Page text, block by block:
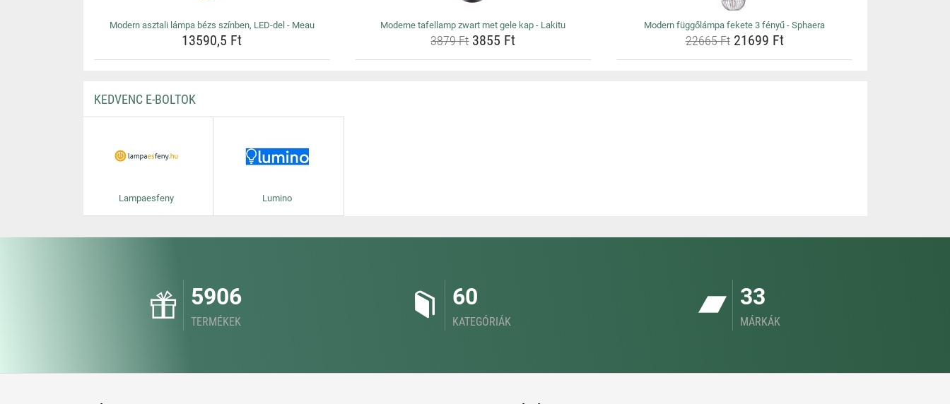
Modern asztali lámpa bézs színben, LED-del - Meau
13590,5 Ft
Moderne tafellamp zwart met gele kap - Lakitu
3879 Ft3855 Ft
Modern függőlámpa fekete 3 fényű - Sphaera
22665 Ft21699 Ft
KEDVENC E-BOLTOK
Lampaesfeny Lumino
5906
TERMÉKEK
60
KATEGÓRIÁK
33
MÁRKÁK